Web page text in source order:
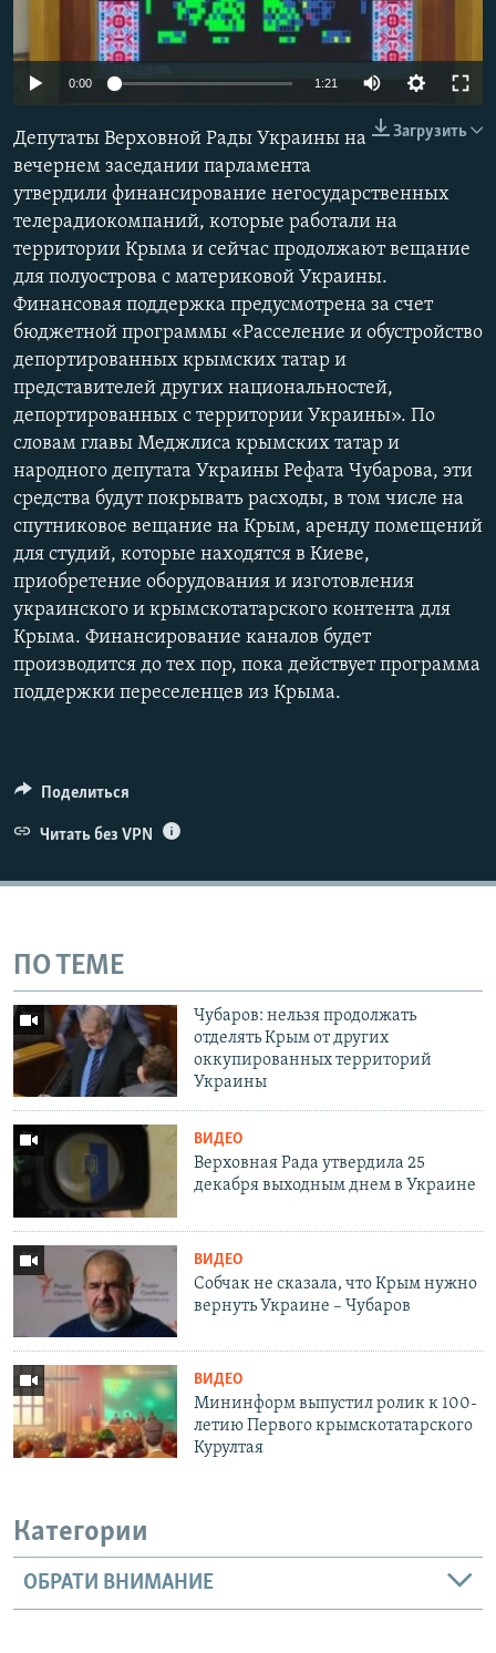
ПОБЕДИТЕЛЕЙ НЕ СУДЯТ?
КРЫМ.НЕПОКОРЕННЫЙ
УКРАИНСКАЯ ПРОБЛЕМА КРЫМА
ПРИСОЕДИНЯЙТЕСЬ!
Все сайты RFE/RL
0:00 1:21
Загрузить
Депутаты Верховной Рады Украины на
вечернем заседании парламента
утвердили финансирование негосударственных
телерадиокомпаний, которые работали на
территории Крыма и сейчас продолжают вещание
для полуострова с материковой Украины.
Финансовая поддержка предусмотрена за счет
бюджетной программы «Расселение и обустройство
депортированных крымских татар и
представителей других национальностей,
депортированных с территории Украины». По
словам главы Меджлиса крымских татар и
народного депутата Украины Рефата Чубарова, эти
средства будут покрывать расходы, в том числе на
спутниковое вещание на Крым, аренду помещений
для студий, которые находятся в Киеве,
приобретение оборудования и изготовления
украинского и крымскотатарского контента для
Крыма. Финансирование каналов будет
производится до тех пор, пока действует программа
поддержки переселенцев из Крыма.
Поделиться
Читать без VPN
ПО ТЕМЕ
Чубаров: нельзя продолжать
отделять Крым от других
оккупированных территорий
Украины
ВИДЕО
Верховная Рада утвердила 25
декабря выходным днем в Украине
ВИДЕО
Собчак не сказала, что Крым нужно
вернуть Украине – Чубаров
ВИДЕО
Мининформ выпустил ролик к 100-
летию Первого крымскотатарского
Курултая
Категории
ОБРАТИ ВНИМАНИЕ